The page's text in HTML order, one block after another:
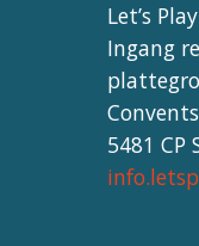
Let’s
Ingang
5481 CP